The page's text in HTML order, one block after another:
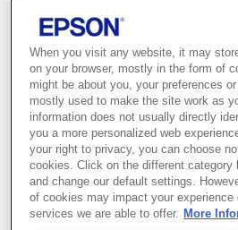
האבטחה ואת שם השרת שלכם דרך
אנא רשמו את מפתח הרישיון שלכם ב-Epson Print Admin
הנכון שרכשתם.
כדי לרשום את מפתח הרישיון שלכם ב-Epson Print Admin,
– רישום רישיון.
When you visit any website, it may
on your browser, mostly in the form of
might be about you, your preferences
mostly used to make the site work as
information does not usually directly
you a more personalized web
your right to privacy, you can choose
cookies. Click on the different category
and change our default settings.
of cookies may impact your experience
services we are able to offer. More